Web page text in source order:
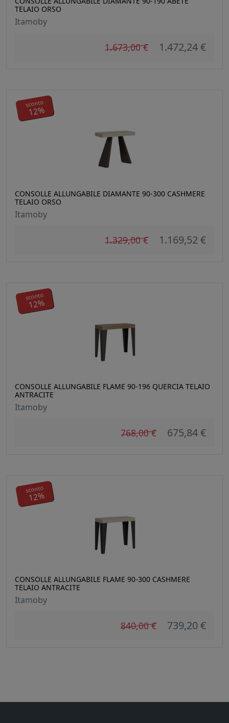
TELAIO ORSO
Itamoby
1.673,00 € 1.472,24 €
CONSOLLE ALLUNGABILE DIAMANTE 90-300 CASHMERE
TELAIO ORSO
Itamoby
1.329,00 € 1.169,52 €
sconto
12%
CONSOLLE ALLUNGABILE FLAME 90-196 QUERCIA TELAIO
ANTRACITE
Itamoby
768,00 € 675,84 €
sconto
12%
CONSOLLE ALLUNGABILE FLAME 90-300 CASHMERE
TELAIO ANTRACITE
Itamoby
840,00 € 739,20 €
sconto
12%